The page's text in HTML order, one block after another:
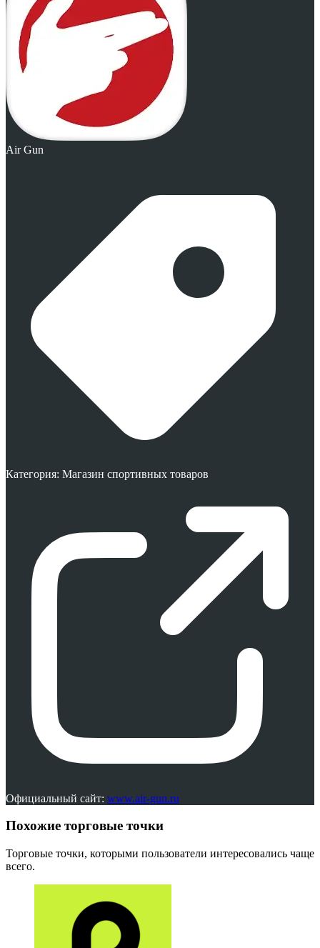
Air Gun
Категория: Магазин спортивных товаров
Официальный сайт: www.air-gun.ru
Похожие торговые точки
Торговые точки, которыми пользователи интересовались чаще
всего.